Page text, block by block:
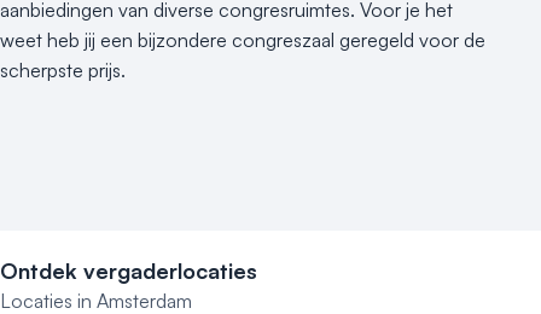
aanbiedingen van diverse congresruimtes. Voor je het
weet heb jij een bijzondere congreszaal geregeld voor de
scherpste prijs.
Ontdek vergaderlocaties
Locaties in Amsterdam